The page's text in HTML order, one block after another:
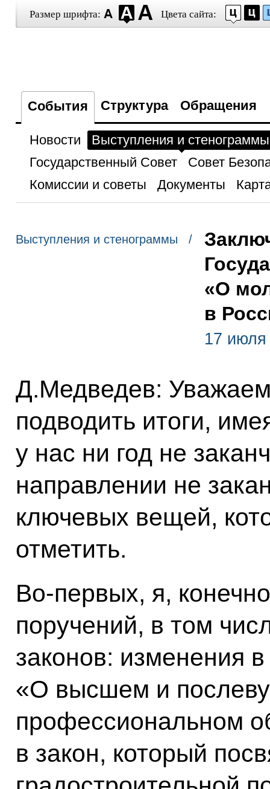
Размер шрифта: Цвета сайта:
События Структура Обращения
Новости
Выступления и стенограммы
Государственный Совет
Совет
Комиссии и советы
Документы
Выступления и стенограммы /
«О
в
17 июля
Д.Медведев:
подводить итоги,
у нас ни год не
направлении не
ключевых вещей,
отметить.
Во‑первых, я,
поручений, в том
законов: изменения
«О высшем и
профессиональном
в закон, который